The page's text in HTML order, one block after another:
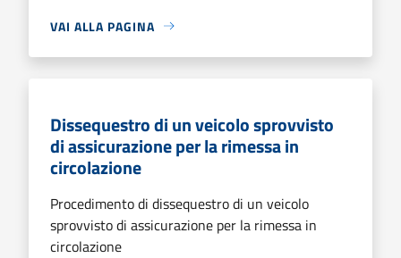
VAI ALLA PAGINA
Dissequestro di un veicolo sprovvisto
di assicurazione per la rimessa in
circolazione
Procedimento di dissequestro di un veicolo
sprovvisto di assicurazione per la rimessa in
circolazione